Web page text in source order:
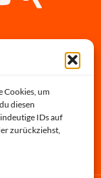
Cookies, um
diesen
IDs auf
zurückziehst,